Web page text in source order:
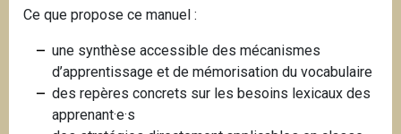
Ce que propose ce manuel :
une synthèse accessible des mécanismes
d’apprentissage et de mémorisation du vocabulaire
des repères concrets sur les besoins lexicaux des
apprenant·e·s